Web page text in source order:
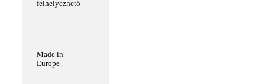
felhelyezhető
Made in
Europe